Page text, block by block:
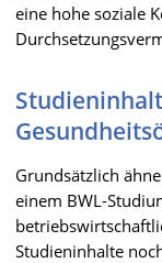
eine hohe soziale
Grundsätzlich
einem BWL-
Studieninhalte